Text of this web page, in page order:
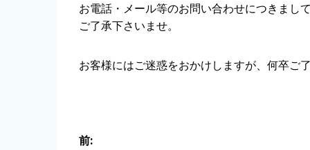
お電話・メール等のお問い合わせにつきまし
ご了承下さいませ。
お客様にはご迷惑をおかけしますが、何卒ご
投前: